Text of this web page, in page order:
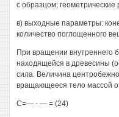
с образцом;
в) выходные параметры:
количество поглощенного
При вращении внутреннего
находящейся в древесины
сила. Величина
вращающееся тело массой
С=— - — = (24)